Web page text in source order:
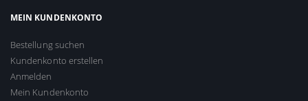
MEIN KUNDENKONTO
Bestellung suchen
Kundenkonto erstellen
Anmelden
Mein Kundenkonto